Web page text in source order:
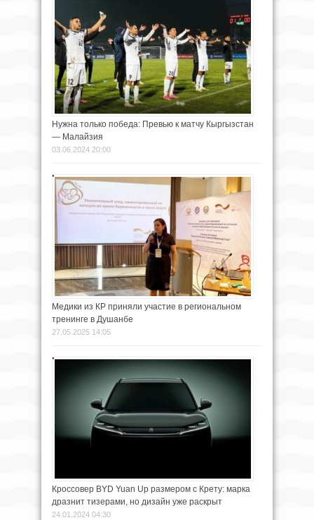
Нужна только победа: Превью к матчу Кыргызстан
— Малайзия
03.06.2024 20:00
Медики из КР приняли участие в региональном
тренинге в Душанбе
27.05.2025 14:05
Кроссовер BYD Yuan Up размером с Крету: марка
дразнит тизерами, но дизайн уже раскрыт
24.01.2024 04:30